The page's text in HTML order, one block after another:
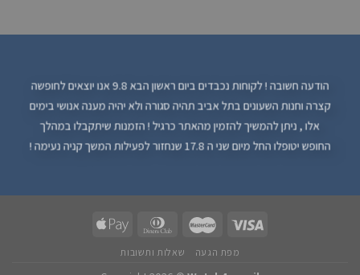
הודעה חשובה ! לקוחות נכבדים ביום ראשון הבא 9.8 אנו יוצאים לחופשה
קצרה וחנות השעונים בתל אביב תהיה סגורה ולא יהיה מענה אנושי בימים
אלו , ניתן להמשיך להזמין מהאתר כרגיל ! הזמנות שיתקבלו במהלך
החופש יטופלו החל מיום שני ה 17.8 שנחזור לפעילות המשך קניה נעימה !
מפת הגעה שאלות ותשובות